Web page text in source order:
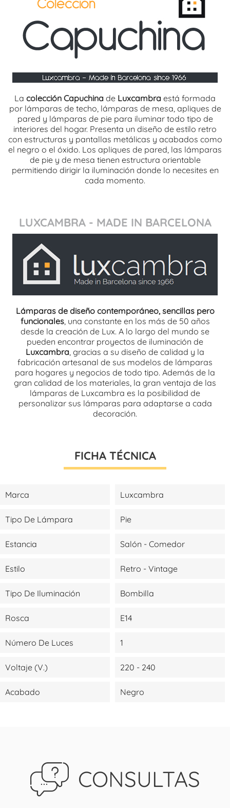
La colección Capuchina de Luxcambra está formada
por lámparas de techo, lámparas de mesa, apliques de
pared y lámparas de pie para iluminar todo tipo de
interiores del hogar. Presenta un diseño de estilo retro
con estructuras y pantallas metálicas y acabados como
el negro o el óxido. Los apliques de pared, las lámparas
de pie y de mesa tienen estructura orientable
permitiendo dirigir la iluminación donde lo necesites en
cada momento.
LUXCAMBRA - MADE IN BARCELONA
Lámparas de diseño contemporáneo, sencillas pero
funcionales, una constante en los más de 50 años
desde la creación de Lux. A lo largo del mundo se
pueden encontrar proyectos de iluminación de
Luxcambra , gracias a su diseño de calidad y la
fabricación artesanal de sus modelos de lámparas
para hogares y negocios de todo tipo. Además de la
gran calidad de los materiales, la gran ventaja de las
lámparas de Luxcambra es la posibilidad de
personalizar sus lámparas para adaptarse a cada
decoración.
FICHA TÉCNICA
Marca Luxcambra
Tipo De Lámpara Pie
Estancia Salón - Comedor
Estilo Retro - Vintage
Tipo De Iluminación Bombilla
Rosca E14
Número De Luces 1
Voltaje (V.) 220 - 240
Acabado Negro
CONSULTAS